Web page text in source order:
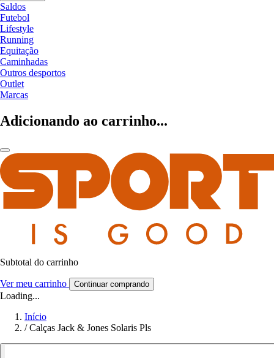
Saldos
Futebol
Lifestyle
Running
Equitação
Caminhadas
Outros desportos
Outlet
Marcas
Adicionando ao carrinho...
Subtotal do carrinho
Ver meu carrinho Continuar comprando
Loading...
Início
/ Calças Jack & Jones Solaris Pls